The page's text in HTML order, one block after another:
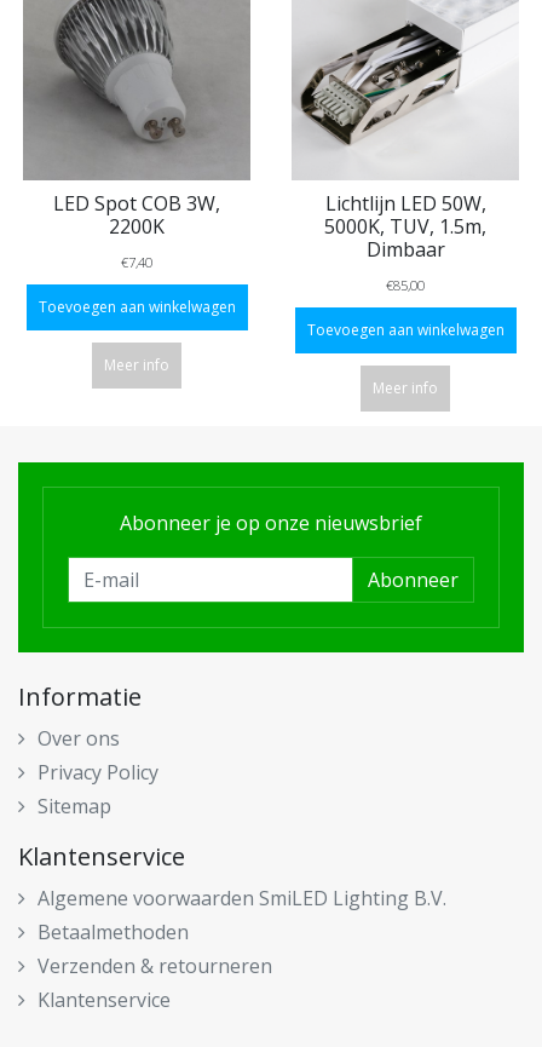
LED Spot COB 3W,
2200K
€7,40
Toevoegen aan winkelwagen
Meer info
Lichtlijn LED 50W,
5000K, TUV, 1.5m,
Dimbaar
€85,00
Toevoegen aan winkelwagen
Meer info
Abonneer je op onze nieuwsbrief
Abonneer
Informatie
Over ons
Privacy Policy
Sitemap
Klantenservice
Algemene voorwaarden SmiLED Lighting B.V.
Betaalmethoden
Verzenden & retourneren
Klantenservice